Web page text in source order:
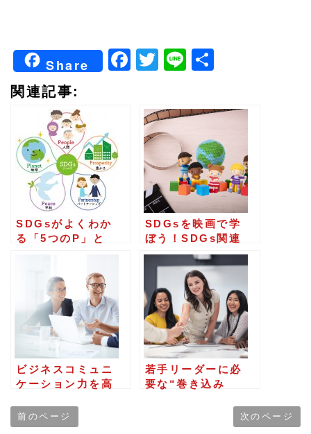
空
ま
ま
に
し
て
く
だ
さ
Share Facebook
Twitter
Line
関連記事:
SDGsがよくわか
る「5つのP」と
SDGsを映画で学
ぼう！SDGs関連
がテーマのドキュ
メンタリー映画５
ビジネスコミュニ
ケーション力を高
ング方法を5ステ
ップで解説
若手リーダーに必
要な“巻き込み
目からの成長戦略
前のページ 次のページ